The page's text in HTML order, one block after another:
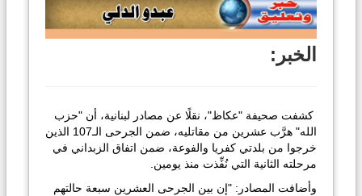
الخبر:
كشفت صحيفة "عكاظ"، نقلًا عن مصادر لبنانية، أن "حزب
الله" هرَّب عشرين من مقاتليه، ضمن الجرحى الـ107 الذين
خرجوا من بلدتي كفريا والفوعة، ضمن اتفاق الزبداني في
مرحلته الثانية التي نُفِّذت منذ يومين.
وأضافت المصادر: "إن بين الجرحى العشرين سبعة حالتهم